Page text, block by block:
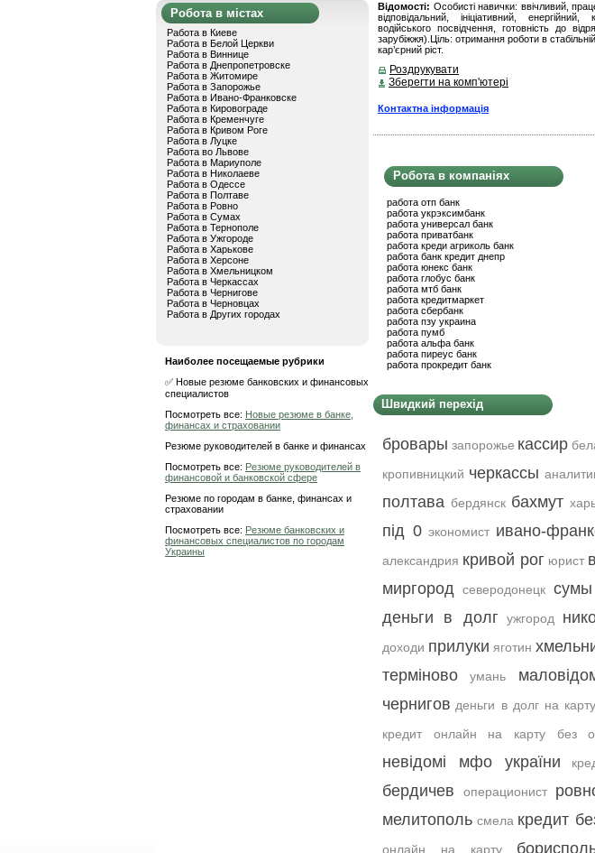
Робота в містах
Работа в Киеве
Работа в Белой Церкви
Работа в Виннице
Работа в Днепропетровске
Работа в Житомире
Работа в Запорожье
Работа в Ивано-Франковске
Работа в Кировограде
Работа в Кременчуге
Работа в Кривом Роге
Работа в Луцке
Работа во Львове
Работа в Мариуполе
Работа в Николаеве
Работа в Одессе
Работа в Полтаве
Работа в Ровно
Работа в Сумах
Работа в Тернополе
Работа в Ужгороде
Работа в Харькове
Работа в Херсоне
Работа в Хмельницком
Работа в Черкассах
Работа в Чернигове
Работа в Черновцах
Работа в Других городах
Наиболее посещаемые рубрики
✅ Новые резюме банковских и финансовых
специалистов
Посмотреть все: Новые резюме в банке,
финансах и страховании
Резюме руководителей в банке и финансах
Посмотреть все: Резюме руководителей в
финансовой и банковской сфере
Резюме по городам в банке, финансах и
страховании
Посмотреть все: Резюме банковских и
финансовых специалистов по городам
Украины
Відомості: Особисті навички: ввічливий,
відповідальний, ініціативний,
водійського посвідчення, готовність до
зарубіжжя).Ціль: отримання роботи в
кар’єрний ріст.
Роздрукувати
Зберегти на комп'ютері
Контактна інформація
Робота в компаніях
работа отп банк
работа укрэксимбанк
работа универсал банк
работа приватбанк
работа креди агриколь банк
работа банк кредит днепр
работа юнекс банк
работа глобус банк
работа мтб банк
работа кредитмаркет
работа сбербанк
работа пзу украина
работа пумб
работа альфа банк
работа пиреус банк
работа прокредит банк
Швидкий перехід
бровары запорожье кассир
кропивницкий черкассы
полтава бердянск бахмут
під 0 экономист ивано-
александрия кривой рог юрист
миргород северодонецк сумы
деньги в долг ужгород
доходи прилуки яготин
терміново
умань
чернигов деньги в долг на карту
кредит онлайн на карту без
невідомі мфо україни
бердичев операционист
мелитополь смела кредит
онлайн на карту